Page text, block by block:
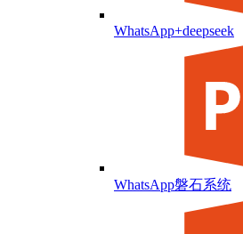
WhatsApp+deepseek
WhatsApp磐石系统